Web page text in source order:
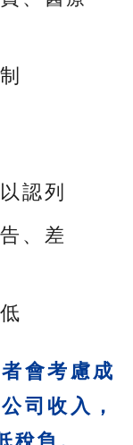
認列
、差
會考慮成
司收入，